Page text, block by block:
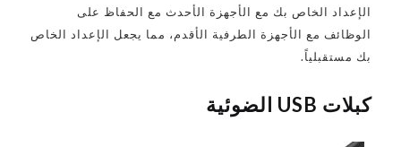
الإعداد الخاص بك مع الأجهزة الأحدث مع الحفاظ على
الوظائف مع الأجهزة الطرفية الأقدم، مما يجعل الإعداد الخاص
بك مستقبلياً.
كبلات USB الضوئية